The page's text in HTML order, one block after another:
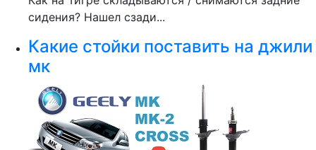
сидения? Нашел сзади...
Какие стойки поставить на джили
мк